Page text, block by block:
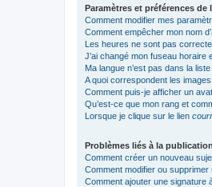
Paramètres et préférences de
Comment modifier mes
Comment empêcher mon nom
Les heures ne sont pas
J’ai changé mon fuseau horaire
Ma langue n’est pas dans la liste
A quoi correspondent les
Comment puis-je afficher un
Qu’est-ce que mon rang et
Lorsque je clique sur le lien
Problèmes liés à la
Comment créer un nouveau
Comment modifier ou supprimer
Comment ajouter une signature